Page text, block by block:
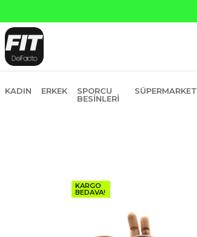
KADIN ERKEK
SPORCU
BESINLERI
SÜPERMARKET
KARGO
BEDAVA!